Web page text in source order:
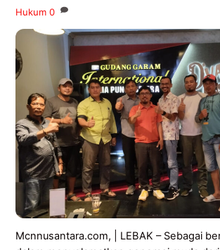
Hukum 0
Mcnnusantara.com, | LEBAK – Sebagai